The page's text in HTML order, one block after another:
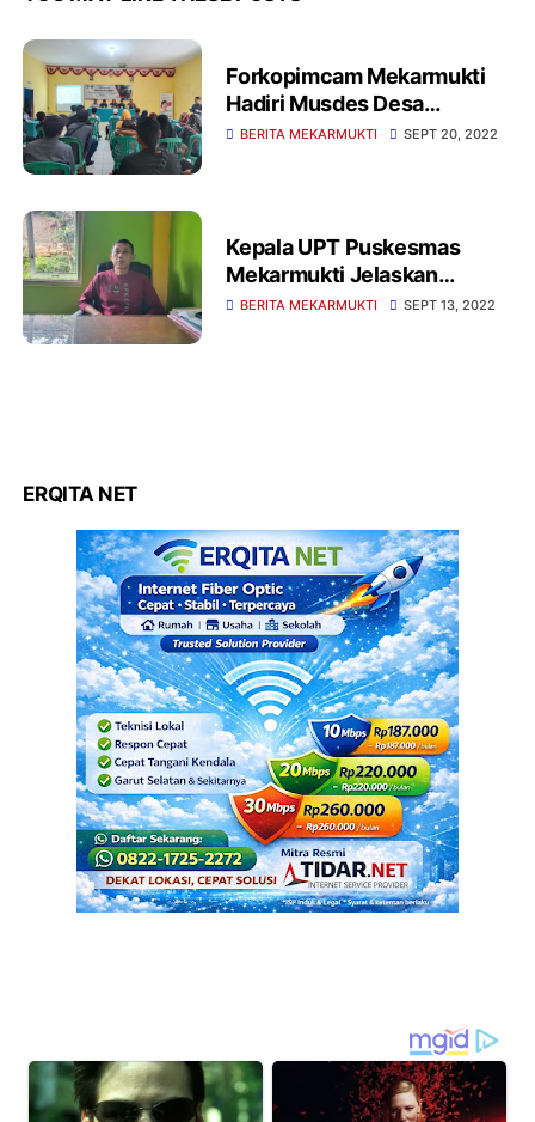
Forkopimcam Mekarmukti
Hadiri Musdes Desa
Cijayana Untuk Penyusunan
BERITA MEKARMUKTI SEPT 20, 2022
Kepala UPT Puskesmas
Mekarmukti Jelaskan
Kinerjanya Untuk Program
BERITA MEKARMUKTI SEPT 13, 2022
ERQITA NET